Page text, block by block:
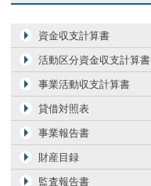
資金収支計算書
活動区分資金収支計算書
事業活動収支計算書
貸借対照表
事業報告書
財産目録
監査報告書